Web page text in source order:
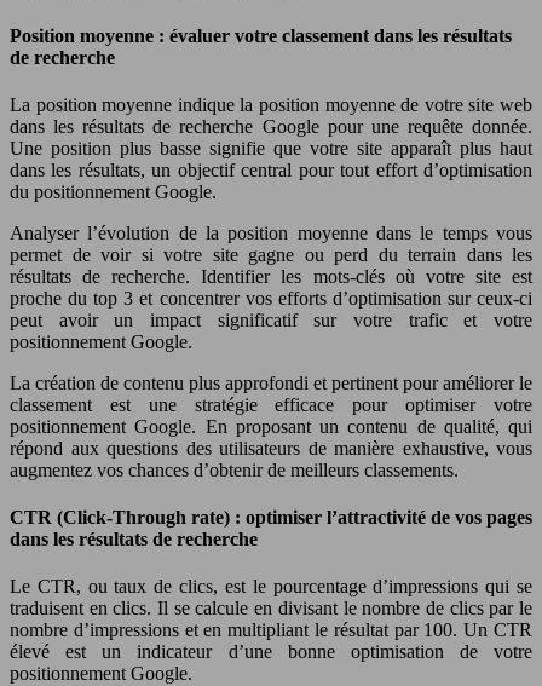
Position moyenne : évaluer votre classement dans les résultats
de recherche
La position moyenne indique la position moyenne de votre site web
dans les résultats de recherche Google pour une requête donnée.
Une position plus basse signifie que votre site apparaît plus haut
dans les résultats, un objectif central pour tout effort d’optimisation
du positionnement Google.
Analyser l’évolution de la position moyenne dans le temps vous
permet de voir si votre site gagne ou perd du terrain dans les
résultats de recherche. Identifier les mots-clés où votre site est
proche du top 3 et concentrer vos efforts d’optimisation sur ceux-ci
peut avoir un impact significatif sur votre trafic et votre
positionnement Google.
La création de contenu plus approfondi et pertinent pour améliorer le
classement est une stratégie efficace pour optimiser votre
positionnement Google. En proposant un contenu de qualité, qui
répond aux questions des utilisateurs de manière exhaustive, vous
augmentez vos chances d’obtenir de meilleurs classements.
CTR (Click-Through rate) : optimiser l’attractivité de vos pages
dans les résultats de recherche
Le CTR, ou taux de clics, est le pourcentage d’impressions qui se
traduisent en clics. Il se calcule en divisant le nombre de clics par le
nombre d’impressions et en multipliant le résultat par 100. Un CTR
élevé est un indicateur d’une bonne optimisation de votre
positionnement Google.